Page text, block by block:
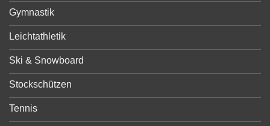
Gymnastik
Leichtathletik
Ski & Snowboard
Stockschützen
Tennis